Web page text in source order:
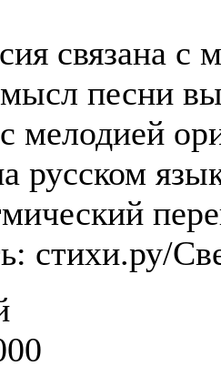
связана с
песни
с мелодией
русском
стихи.ру/